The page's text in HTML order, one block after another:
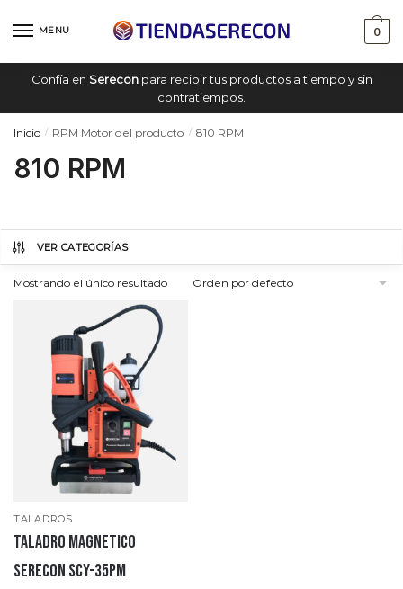
MENU 0
Confía en Sereconpara recibir tus productos a tiempo y sin
contratiempos.
Inicio / RPM Motor del producto / 810 RPM
810 RPM
VER CATEGORÍAS
Mostrando el único resultado
TALADROS
TALADRO MAGNETICO
SERECON SCY-35PM